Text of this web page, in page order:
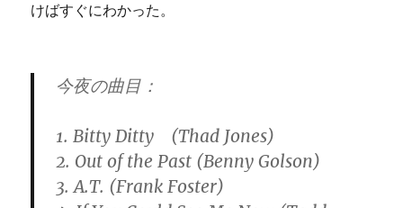
けばすぐにわかった。
今夜の曲目：
1. Bitty Ditty (Thad Jones)
2. Out of the Past (Benny Golson)
3. A.T. (Frank Foster)